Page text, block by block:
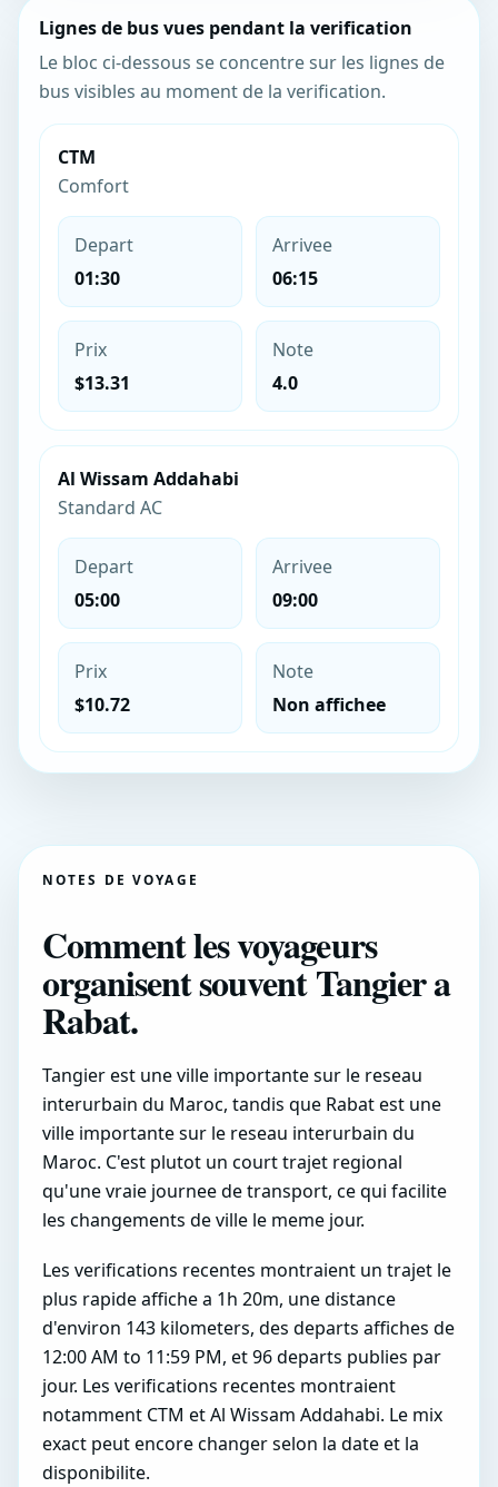
Lignes de bus vues pendant la verification
Le bloc ci-dessous se concentre sur les lignes de
bus visibles au moment de la verification.
CTM
Comfort
Depart
01:30
Arrivee
06:15
Prix
$13.31
Note
4.0
Al Wissam Addahabi
Standard AC
Depart
05:00
Arrivee
09:00
Prix
$10.72
Note
Non affichee
NOTES DE VOYAGE
Comment les voyageurs
organisent souvent Tangier a
Rabat.
Tangier est une ville importante sur le reseau
interurbain du Maroc, tandis que Rabat est une
ville importante sur le reseau interurbain du
Maroc. C'est plutot un court trajet regional
qu'une vraie journee de transport, ce qui facilite
les changements de ville le meme jour.
Les verifications recentes montraient un trajet le
plus rapide affiche a 1h 20m, une distance
d'environ 143 kilometers, des departs affiches de
12:00 AM to 11:59 PM, et 96 departs publies par
jour. Les verifications recentes montraient
notamment CTM et Al Wissam Addahabi. Le mix
exact peut encore changer selon la date et la
disponibilite.